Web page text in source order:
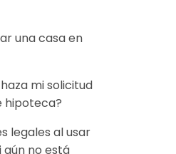
una casa en
mi solicitud
hipoteca?
legales al usar
no está